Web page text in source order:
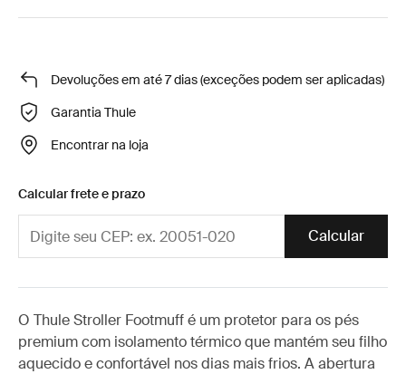
Devoluções em até 7 dias (exceções podem ser aplicadas)
Garantia Thule
Encontrar na loja
Calcular frete e prazo
Calcular
O Thule Stroller Footmuff é um protetor para os pés
premium com isolamento térmico que mantém seu filho
aquecido e confortável nos dias mais frios. A abertura